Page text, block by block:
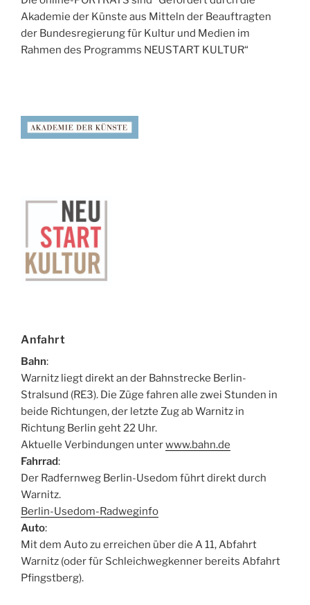
Akademie der Künste aus Mitteln der Beauftragten
der Bundesregierung für Kultur und Medien im
Rahmen des Programms NEUSTART KULTUR“
Anfahrt
Bahn:
Warnitz liegt direkt an der Bahnstrecke Berlin-
Stralsund (RE3). Die Züge fahren alle zwei Stunden in
beide Richtungen, der letzte Zug ab Warnitz in
Richtung Berlin geht 22 Uhr.
Aktuelle Verbindungen unterwww.bahn.de
Fahrrad:
Der Radfernweg Berlin-Usedom führt direkt durch
Warnitz.
Berlin-Usedom-Radweginfo
Auto:
Mit dem Auto zu erreichen über die A 11, Abfahrt
Warnitz (oder für Schleichwegkenner bereits Abfahrt
Pfingstberg).